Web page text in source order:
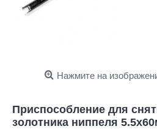
Нажмите на
Приспособление для
золотника ниппеля